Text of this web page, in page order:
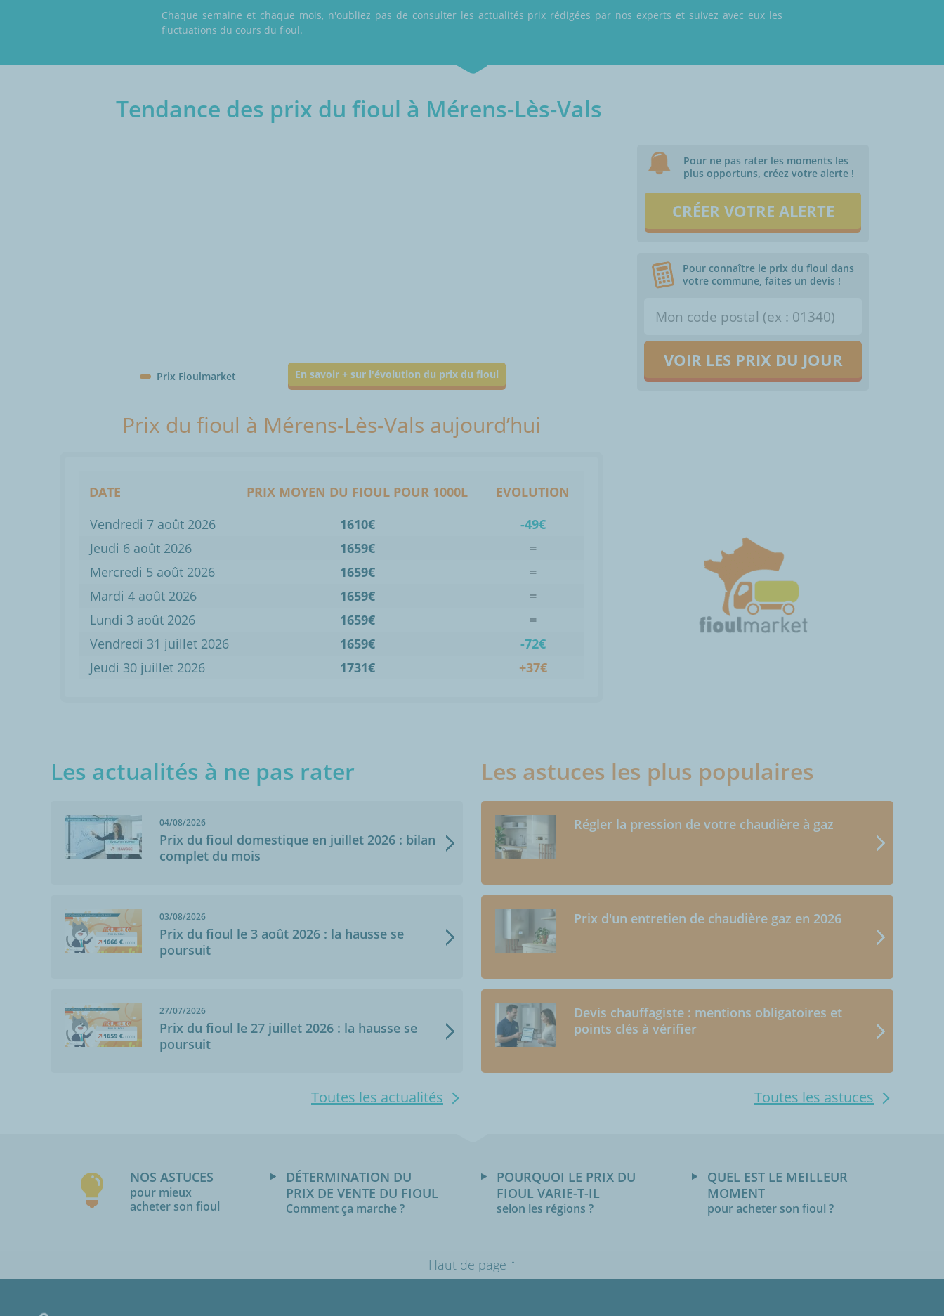
Chaque semaine et chaque mois, n'oubliez pas de consulter les actualités prix rédigées par nos experts et suivez avec eux les
fluctuations du cours du fioul.
Tendance des prix du fioul à Mérens-Lès-Vals
Prix Fioulmarket En savoir + sur l'évolution du prix du fioul
Pour ne pas rater les moments les
plus opportuns, créez votre alerte !
CRÉER VOTRE ALERTE
Pour connaître le prix du fioul dans
votre commune, faites un devis !
VOIR LES PRIX DU JOUR
Prix du fioul à Mérens-Lès-Vals aujourd’hui
DATE PRIX MOYEN DU FIOUL POUR 1000L
EVOLUTION
Vendredi 7 août 2026
1610€
-49€
Jeudi 6 août 2026
1659€
=
Mercredi 5 août 2026
1659€
=
Mardi 4 août 2026
1659€
=
Lundi 3 août 2026
1659€
=
Vendredi 31 juillet 2026
1659€
-72€
Jeudi 30 juillet 2026
1731€ +37€
Les actualités à ne pas rater
04/08/2026
Prix du fioul domestique en juillet 2026 : bilan
complet du mois
03/08/2026
Prix du fioul le 3 août 2026 : la hausse se
poursuit
27/07/2026
Prix du fioul le 27 juillet 2026 : la hausse se
poursuit
Toutes les actualités
Les astuces les plus populaires
Régler la pression de votre chaudière à gaz
Prix d'un entretien de chaudière gaz en 2026
Devis chauffagiste : mentions obligatoires et
points clés à vérifier
Toutes les astuces
NOS ASTUCES
pour mieux
acheter son fioul
DÉTERMINATION DU
PRIX DE VENTE DU FIOUL
Comment ça marche ?
POURQUOI LE PRIX DU
FIOUL VARIE-T-IL
selon les régions ?
QUEL EST LE MEILLEUR
MOMENT
pour acheter son fioul ?
Haut de page ↑